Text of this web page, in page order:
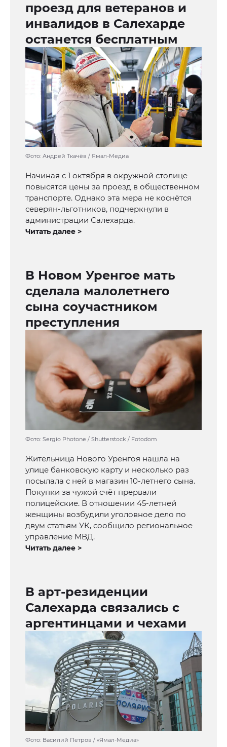
проезд для ветеранов и
инвалидов в Салехарде
останется бесплатным
Фото: Андрей Ткачёв / Ямал-Медиа
Начиная с 1 октября в окружной столице
повысятся цены за проезд в общественном
транспорте. Однако эта мера не коснётся
северян-льготников, подчеркнули в
администрации Салехарда.
Читать далее >
В Новом Уренгое мать
сделала малолетнего
сына соучастником
преступления
Фото: Sergio Photone / Shutterstock / Fotodom
Жительница Нового Уренгоя нашла на
улице банковскую карту и несколько раз
посылала с ней в магазин 10-летнего сына.
Покупки за чужой счёт прервали
полицейские. В отношении 45-летней
женщины возбудили уголовное дело по
двум статьям УК, сообщило региональное
управление МВД.
Читать далее >
В арт-резиденции
Салехарда связались с
аргентинцами и чехами
Фото: Василий Петров / «Ямал-Медиа»